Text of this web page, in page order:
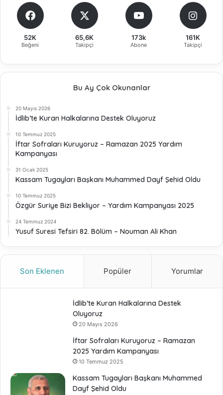
52K
Beğeni
65,6K
Takipçi
173k
Abone
161K
Takipçi
Bu Ay Çok Okunanlar
20 Mayıs 2026
İdlib’te Kuran Halkalarına Destek Oluyoruz
10 Temmuz 2025
İftar Sofraları Kuruyoruz – Ramazan 2025 Yardım
Kampanyası
31 Ocak 2025
Kassam Tugayları Başkanı Muhammed Dayf Şehid Oldu
10 Temmuz 2025
Özgür Suriye Bizi Bekliyor – Yardım Kampanyası 2025
24 Temmuz 2024
Yusuf Suresi Tefsiri 82. Bölüm – Nouman Ali Khan
Son Eklenen Popüler Yorumlar
İdlib’te Kuran Halkalarına Destek
Oluyoruz
20 Mayıs 2026
İftar Sofraları Kuruyoruz – Ramazan
2025 Yardım Kampanyası
10 Temmuz 2025
Kassam Tugayları Başkanı Muhammed
Dayf Şehid Oldu